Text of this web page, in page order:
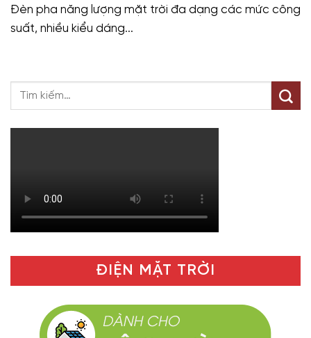
Đèn pha năng lượng mặt trời đa dạng các mức công
suất, nhiều kiểu dáng...
ĐIỆN MẶT TRỜI